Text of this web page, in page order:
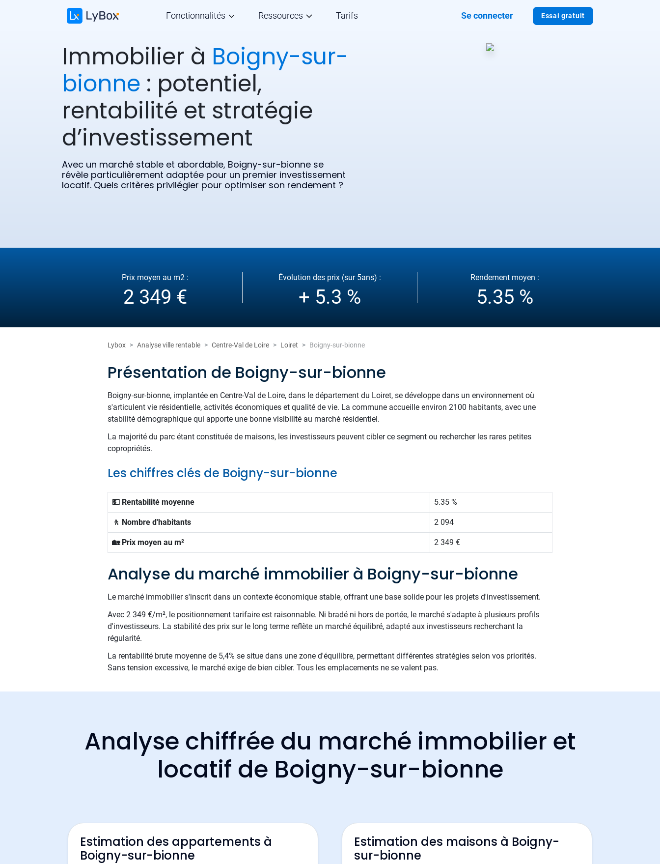
Essai gratuit
Fonctionnalités Ressources Tarifs Se connecter
Immobilier à Boigny-sur-
bionne : potentiel,
rentabilité et stratégie
d’investissement
Avec un marché stable et abordable, Boigny-sur-bionne se
révèle particulièrement adaptée pour un premier investissement
locatif. Quels critères privilégier pour optimiser son rendement ?
Prix moyen au m2 :
2 349 €
Évolution des prix (sur 5ans) :
+ 5.3 %
Rendement moyen :
5.35 %
Lybox Analyse ville rentable Centre-Val de Loire Loiret Boigny-sur-bionne
Présentation de Boigny-sur-bionne
Boigny-sur-bionne, implantée en Centre-Val de Loire, dans le département du Loiret, se développe dans un environnement où
s'articulent vie résidentielle, activités économiques et qualité de vie. La commune accueille environ 2100 habitants, avec une
stabilité démographique qui apporte une bonne visibilité au marché résidentiel.
La majorité du parc étant constituée de maisons, les investisseurs peuvent cibler ce segment ou rechercher les rares petites
copropriétés.
Les chiffres clés de Boigny-sur-bionne
💵 Rentabilité moyenne 5.35 %
🚶 Nombre d'habitants 2 094
🏡 Prix moyen au m² 2 349 €
Analyse du marché immobilier à Boigny-sur-bionne
Le marché immobilier s'inscrit dans un contexte économique stable, offrant une base solide pour les projets d'investissement.
Avec 2 349 €/m², le positionnement tarifaire est raisonnable. Ni bradé ni hors de portée, le marché s'adapte à plusieurs profils
d'investisseurs. La stabilité des prix sur le long terme reflète un marché équilibré, adapté aux investisseurs recherchant la
régularité.
La rentabilité brute moyenne de 5,4% se situe dans une zone d'équilibre, permettant différentes stratégies selon vos priorités.
Sans tension excessive, le marché exige de bien cibler. Tous les emplacements ne se valent pas.
Analyse chiffrée du marché immobilier et
locatif de Boigny-sur-bionne
Estimation des appartements à
Boigny-sur-bionne
Estimation des maisons à Boigny-
sur-bionne